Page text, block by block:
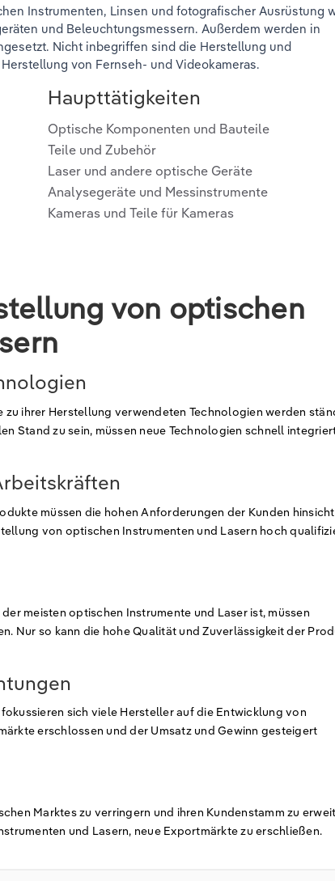
Instrumenten, Linsen und fotografischer Ausrüstung
und Beleuchtungsmessern. Außerdem werden in
Nicht inbegriffen sind die Herstellung und
von Fernseh- und Videokameras.
Haupttätigkeiten
Optische Komponenten und Bauteile
Teile und Zubehör
Laser und andere optische Geräte
Analysegeräte und Messinstrumente
Kameras und Teile für Kameras
von optischen
ihrer Herstellung verwendeten Technologien werden
Stand zu sein, müssen neue Technologien schnell
müssen die hohen Anforderungen der Kunden
von optischen Instrumenten und Lasern hoch
meisten optischen Instrumente und Laser ist, müssen
Nur so kann die hohe Qualität und Zuverlässigkeit der
sich viele Hersteller auf die Entwicklung von
erschlossen und der Umsatz und Gewinn gesteigert
Marktes zu verringern und ihren Kundenstamm zu
und Lasern, neue Exportmärkte zu erschließen.